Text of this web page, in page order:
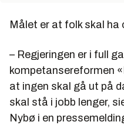
Målet er at folk skal
– Regjeringen er i full
kompetansereformen
at ingen skal gå ut på
skal stå i jobb lenger,
Nybø i en